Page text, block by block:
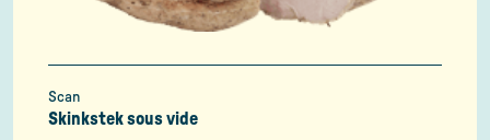
Scan
Skinkstek sous vide